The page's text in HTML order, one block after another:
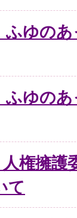
ふゆの
ふゆの
権擁護
て